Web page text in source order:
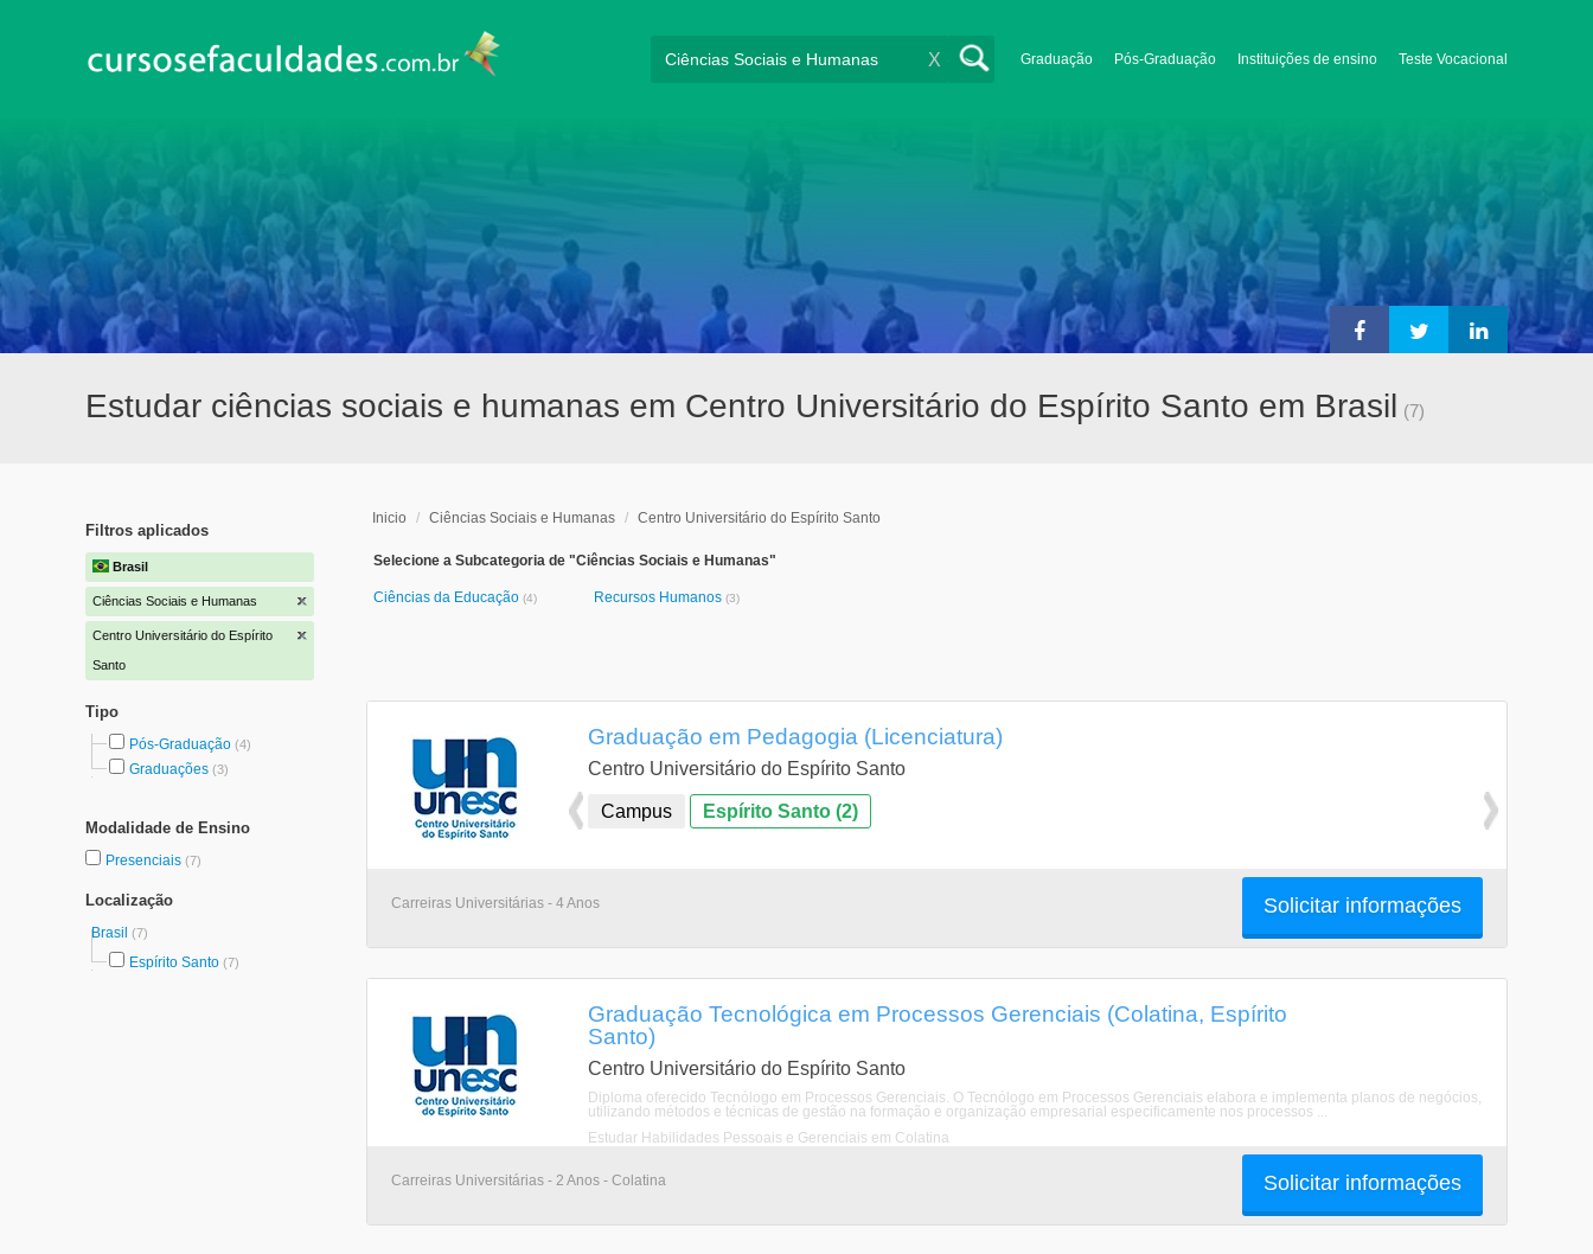
Graduação Pós-Graduação Instituições de ensino Teste Vocacional
X
Estudar ciências sociais e humanas em Centro Universitário do Espírito Santo em Brasil (7)
Filtros aplicados
Brasil
Ciências Sociais e Humanas
Centro Universitário do Espírito
Santo
Tipo
Pós-Graduação (4)
Graduações (3)
Modalidade de Ensino
Presenciais (7)
Localização
Brasil (7)
Espírito Santo (7)
Inicio / Ciências Sociais e Humanas / Centro Universitário do Espírito Santo
Selecione a Subcategoria de "Ciências Sociais e Humanas"
Ciências da Educação (4) Recursos Humanos (3)
Graduação em Pedagogia (Licenciatura)
Centro Universitário do Espírito Santo
Campus Espírito Santo (2)
Carreiras Universitárias - 4 Anos Solicitar informações
Graduação Tecnológica em Processos Gerenciais (Colatina, Espírito
Santo)
Centro Universitário do Espírito Santo
Diploma oferecido Tecnólogo em Processos Gerenciais. O Tecnólogo em Processos Gerenciais elabora e implementa planos de negócios,
utilizando métodos e técnicas de gestão na formação e organização empresarial especificamente nos processos ...
Estudar Habilidades Pessoais e Gerenciais em Colatina
Carreiras Universitárias - 2 Anos - Colatina Solicitar informações